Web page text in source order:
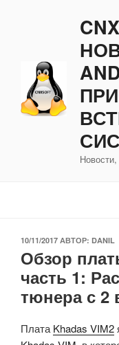
ОПУБЛИКОВАНО
10/11/2017 АВТОР: DANIL
Обзор
часть 1:
тюнера с 2
ПлатаKhadas VIM2